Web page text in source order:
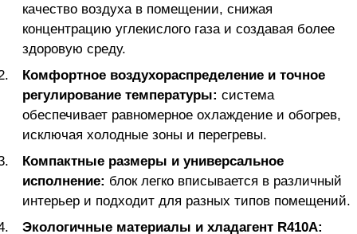
качество воздуха в помещении, снижая
концентрацию углекислого газа и создавая более
здоровую среду.
Комфортное воздухораспределение и точное
регулирование температуры: система
обеспечивает равномерное охлаждение и обогрев,
исключая холодные зоны и перегревы.
Компактные размеры и универсальное
исполнение: блок легко вписывается в различный
интерьер и подходит для разных типов помещений.
Экологичные материалы и хладагент R410A: